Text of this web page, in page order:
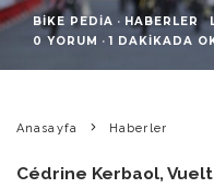
BIKE PEDIA · HABERLER
0 YORUM · 1 DAKIKADA
Anasayfa Haberler
Cédrine Kerbaol,